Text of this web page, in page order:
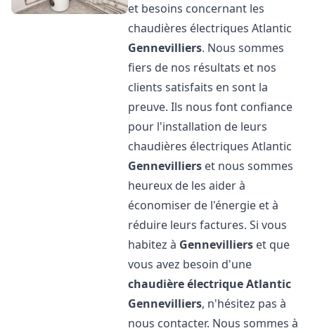
et besoins concernant les
chaudières électriques Atlantic
Gennevilliers. Nous sommes
fiers de nos résultats et nos
clients satisfaits en sont la
preuve. Ils nous font confiance
pour l'installation de leurs
chaudières électriques Atlantic
Gennevilliers et nous sommes
heureux de les aider à
économiser de l'énergie et à
réduire leurs factures. Si vous
habitez à Gennevilliers et que
vous avez besoin d'une
chaudière électrique Atlantic
Gennevilliers, n'hésitez pas à
nous contacter. Nous sommes à